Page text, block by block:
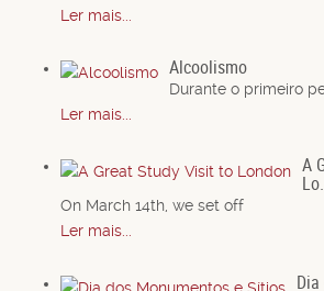
Ler mais...
Alcoolismo
Durante o primeiro
Ler mais...
A
On March 14th, we set off
Ler mais...